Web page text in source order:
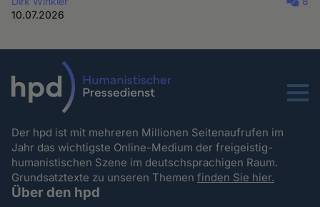
10.07.2026
Menu
Der hpd ist mit mehreren Millionen Seitenaufrufen im
Jahr das wichtigste Online-Medium der freigeistig-
humanistischen Szene im deutschsprachigen Raum.
Grundsatztexte zu unseren Themenfinden Sie hier.
Über den hpd